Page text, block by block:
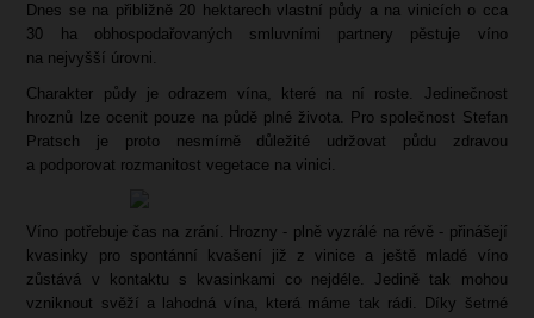
Dnes se na přibližně 20 hektarech vlastní půdy a na vinicích o cca
30 ha obhospodařovaných smluvními partnery pěstuje víno
na nejvyšší úrovni.
Charakter půdy je odrazem vína, které na ní roste. Jedinečnost
hroznů lze ocenit pouze na půdě plné života. Pro společnost Stefan
Pratsch je proto nesmírně důležité udržovat půdu zdravou
a podporovat rozmanitost vegetace na vinici.
Víno potřebuje čas na zrání. Hrozny - plně vyzrálé na révě - přinášejí
kvasinky pro spontánní kvašení již z vinice a ještě mladé víno
zůstává v kontaktu s kvasinkami co nejdéle. Jedině tak mohou
vzniknout svěží a lahodná vína, která máme tak rádi. Díky šetrné